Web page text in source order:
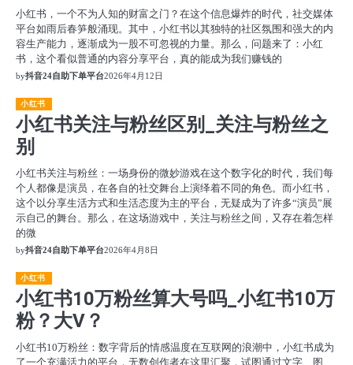
小红书，一个不为人知的财富之门？在这个信息爆炸的时代，社交媒体
平台如雨后春笋般涌现。其中，小红书以其独特的社区氛围和强大的内
容生产能力，逐渐成为一股不可忽视的力量。那么，问题来了：小红
书，这个看似普通的内容分享平台，真的能成为我们赚钱的
by抖音24自助下单平台2026年4月12日
小红书
小红书关注与粉丝区别_关注与粉丝之
别
小红书关注与粉丝：一场身份的微妙游戏在这个数字化的时代，我们每
个人都像是演员，在各自的社交舞台上演绎着不同的角色。而小红书，
这个以分享生活方式和生活态度为主的平台，无疑成为了许多“演员”展
示自己的舞台。那么，在这场游戏中，关注与粉丝之间，又存在着怎样
的微
by抖音24自助下单平台2026年4月8日
小红书
小红书10万粉丝算大号吗_小红书10万
粉？大V？
小红书10万粉丝：数字背后的情感温度在互联网的浪潮中，小红书成为
了一个充满活力的平台，无数创作者在这里汇聚，试图通过文字、图